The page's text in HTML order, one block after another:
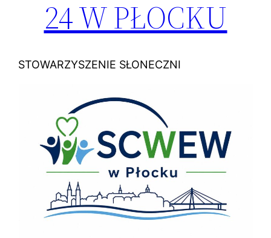
24 W PŁOCKU
STOWARZYSZENIE SŁONECZNI